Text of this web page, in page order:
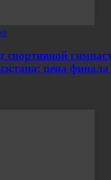
спортивной
цена финала